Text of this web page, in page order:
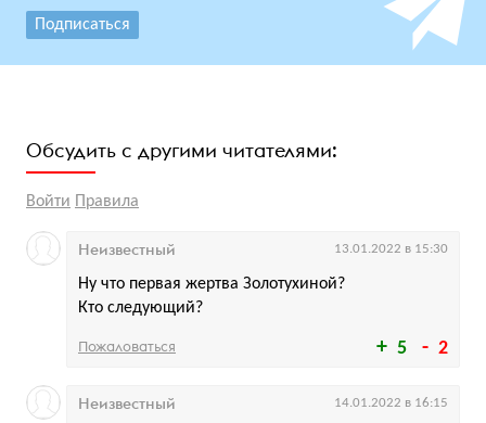
Подписаться
Обсудить с другими читателями:
Войти Правила
5 2
Ну что первая жертва Золотухиной?
Кто следующий?
Неизвестный 13.01.2022 в 15:30
Пожаловаться
Неизвестный 14.01.2022 в 16:15